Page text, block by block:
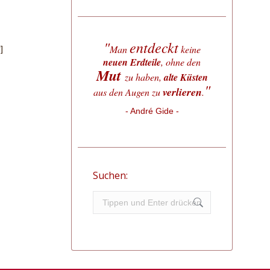
"Manentdecktkeine
neuen Erdteile, ohne den
Mut zu haben,alte Küsten
aus den Augen zuverlieren. "
- André Gide -
Suchen: